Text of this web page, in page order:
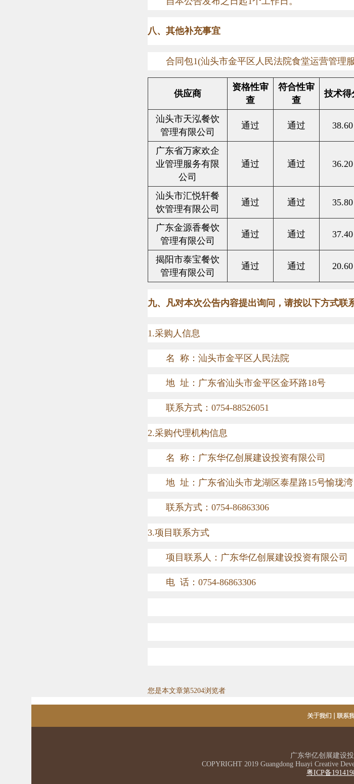
八、其他补充事宜
合同包1(汕头市金平区人民法院食堂运营管理
供应商
资格性审
查
符合性审
查
技术得
汕头市天泓餐饮
管理有限公司
通过 通过 38.60
广东省万家欢企
业管理服务有限
公司
通过 通过 36.20
汕头市汇悦轩餐
饮管理有限公司
通过 通过 35.80
广东金源香餐饮
管理有限公司
通过 通过 37.40
揭阳市泰宝餐饮
管理有限公司
通过 通过 20.60
九、凡对本次公告内容提出询问，请按以下方式联系
1.采购人信息
名 称： 汕头市金平区人民法院
地 址： 广东省汕头市金平区金环路18号
联系方式： 0754-88526051
2.采购代理机构信息
名 称： 广东华亿创展建设投资有限公司
地 址： 广东省汕头市龙湖区泰星路15号愉珑湾
联系方式： 0754-86863306
3.项目联系方式
项目联系人： 广东华亿创展建设投资有限公司
电 话： 0754-86863306
您是本文章第5204浏览者
广东华亿创展建设
COPYRIGHT 2019 Guangdong Huayi Creative
粤ICP备